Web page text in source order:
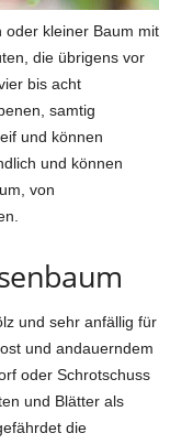
oder kleiner Baum mit
die übrigens vor
bis acht
samtig
und können
und können
von
und sehr anfällig für
und andauerndem
oder Schrotschuss
und Blätter als
die